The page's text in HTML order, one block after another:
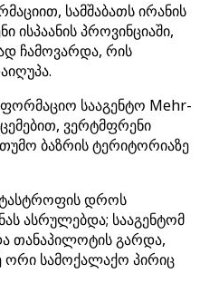
სამშაბათს ირანის
ისპაანის პროვინციაში,
ჩამოვარდა, რის
სააგენტო Mehr-
ვერტმფრენი
ბაზრის ტერიტორიაზე
დროს
ასრულებდა; სააგენტომ
თანაპილოტის გარდა,
ორი სამოქალაქო პირიც